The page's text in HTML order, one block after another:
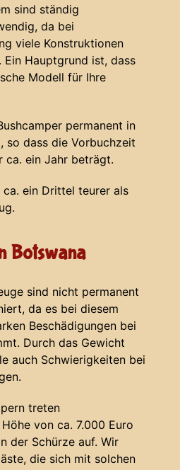
sind ständig
da bei
viele Konstruktionen
Ein Hauptgrund ist, dass
Modell für Ihre
permanent in
so dass die Vorbuchzeit
ca. ein Jahr beträgt.
ca. ein Drittel teurer als
Botswana
sind nicht permanent
da es bei diesem
Beschädigungen bei
Durch das Gewicht
auch Schwierigkeiten bei
treten
von ca. 7.000 Euro
der Schürze auf. Wir
die sich mit solchen